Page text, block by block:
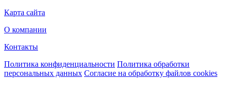
Карта сайта
О компании
Контакты
Политика конфиденциальности Политика обработки
персональных данных Согласие на обработку файлов cookies